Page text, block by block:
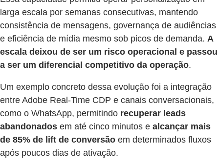
larga escala por semanas consecutivas, mantendo
consistência de mensagens, governança de audiências
e eficiência de mídia mesmo sob picos de demanda. A
escala deixou de ser um risco operacional e passou
a ser um diferencial competitivo da operação.
Um exemplo concreto dessa evolução foi a integração
entre Adobe Real-Time CDP e canais conversacionais,
como o WhatsApp, permitindo recuperar leads
abandonados em até cinco minutos e alcançar mais
de 85% de lift de conversão em determinados fluxos
após poucos dias de ativação.